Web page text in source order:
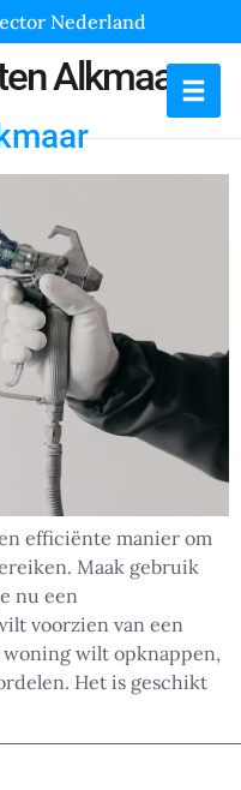
Nederland
Alkmaar
efficiënte manier om
Maak gebruik
nu een
voorzien van een
woning wilt opknappen,
Het is geschikt